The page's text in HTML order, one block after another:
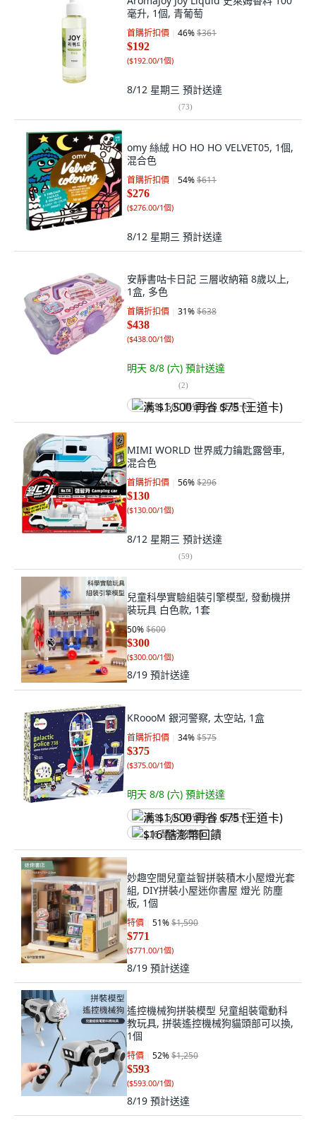
毫升, 1個, 青葡萄
首購折扣價 46%$361
$192
($192.00/1個)
8/12 星期三 預計送達
(73)
omy 絲絨 HO HO HO VELVET05, 1個,
混合色
首購折扣價 54%$611
$276
($276.00/1個)
8/12 星期三 預計送達
安靜書咕卡日記 三層收納箱 8歲以上,
1盒, 多色
首購折扣價 31%$638
$438
($438.00/1個)
明天 8/8 (六) 預計送達
(2)
满 $1,500 再省 $75 (王道卡)
MIMI WORLD 世界威力鑰匙露營車,
混合色
首購折扣價 56%$296
$130
($130.00/1個)
8/12 星期三 預計送達
(59)
兒童科學實驗組裝引擎模型, 發動機拼
裝玩具 白色款, 1套
50%$600
$300
($300.00/1個)
8/19 預計送達
KRoooM 銀河警察, 太空站, 1盒
首購折扣價 34%$575
$375
($375.00/1個)
明天 8/8 (六) 預計送達
满 $1,500 再省 $75 (王道卡)
$16 酷澎幣回饋
妙趣空間兒童益智拼裝積木小屋燈光套
組, DIY拼裝小屋迷你書屋 燈光 防塵
板, 1個
特價 51%$1,590
$771
($771.00/1個)
8/19 預計送達
遙控機械狗拼裝模型 兒童組裝電動科
教玩具, 拼裝遙控機械狗貓頭部可以換,
1個
特價 52%$1,250
$593
($593.00/1個)
8/19 預計送達